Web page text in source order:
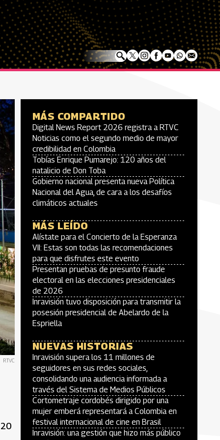
RTVC
MÁS COMPARTIDO
Digital News Report 2026 registra a RTVC
Noticias como el segundo medio de mayor
credibilidad en Colombia
Tobías Enrique Pumarejo: 120 años del
natalicio de Don Toba
Gobierno nacional presenta nueva Política
Nacional del Agua, de cara a los desafíos
climáticos actuales
MÁS LEÍDO
Alístate para el Concierto de la Esperanza
VII: Estas son todas las recomendaciones
para que disfrutes este evento
Presentan pruebas de presunto fraude
electoral en las elecciones presidenciales
de 2026
Inravisión tuvo disposición para transmitir la
posesión presidencial de Abelardo de la
Espriella
NUEVAS HISTORIAS
Inravisión supera los 11 millones de
seguidores en sus redes sociales,
consolidando una audiencia informada a
través del Sistema de Medios Públicos
Cortometraje cordobés dirigido por una
mujer emberá representará a Colombia en
festival internacional de cine en Brasil
Inravisión: una gestión que hizo más público